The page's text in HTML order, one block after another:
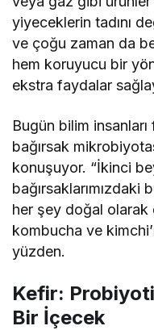
yiyeceklerin tadını
ve çoğu zaman da
hem koruyucu bir
ekstra faydalar
Bugün bilim
bağırsak
konuşuyor. “İkinci
her şey doğal
kombucha ve
yüzden.
Kefir:
Bir İçecek